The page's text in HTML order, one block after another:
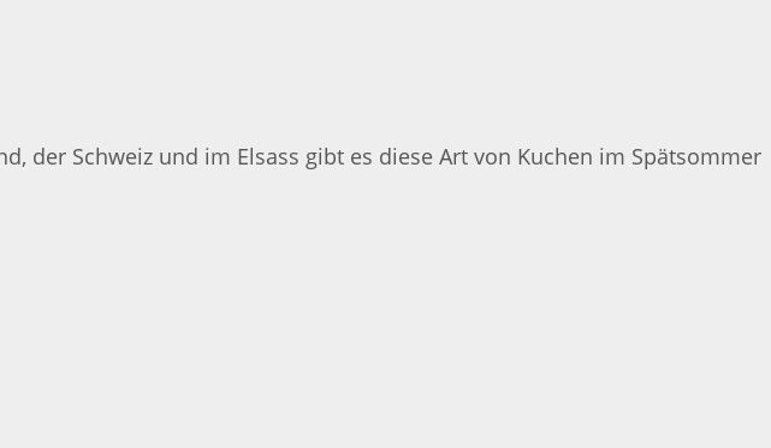
der Schweiz und im Elsass gibt es diese Art von Kuchen im Spätsommer